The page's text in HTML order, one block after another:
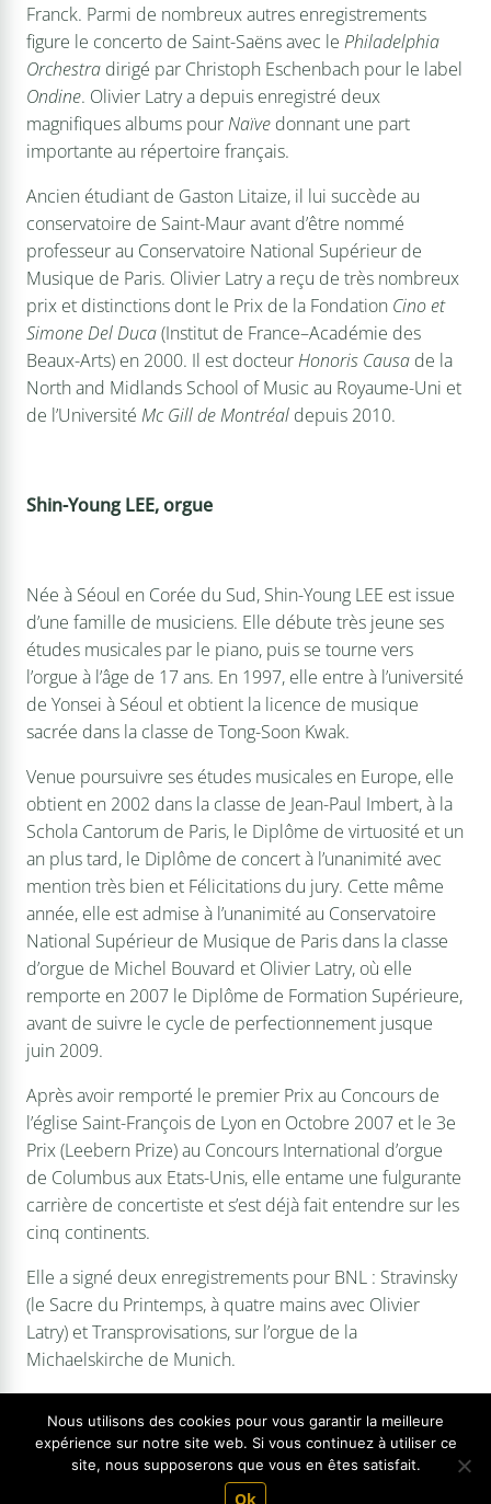
Franck. Parmi de nombreux autres enregistrements
figure le concerto de Saint-Saëns avec le Philadelphia
Orchestra dirigé par Christoph Eschenbach pour le label
Ondine. Olivier Latry a depuis enregistré deux
magnifiques albums pourNaïve donnant une part
importante au répertoire français.
Ancien étudiant de Gaston Litaize, il lui succède au
conservatoire de Saint-Maur avant d’être nommé
professeur au Conservatoire National Supérieur de
Musique de Paris. Olivier Latry a reçu de très nombreux
prix et distinctions dont le Prix de la Fondation Cino et
Simone Del Duca(Institut de France–Académie des
Beaux-Arts) en 2000. Il est docteurHonoris Causa de la
North and Midlands School of Music au Royaume-Uni et
de l’Université Mc Gill de Montréal depuis 2010.
Shin-Young LEE, orgue
Née à Séoul en Corée du Sud, Shin-Young LEE est issue
d’une famille de musiciens. Elle débute très jeune ses
études musicales par le piano, puis se tourne vers
l’orgue à l’âge de 17 ans. En 1997, elle entre à l’université
de Yonsei à Séoul et obtient la licence de musique
sacrée dans la classe de Tong-Soon Kwak.
Venue poursuivre ses études musicales en Europe, elle
obtient en 2002 dans la classe de Jean-Paul Imbert, à la
Schola Cantorum de Paris, le Diplôme de virtuosité et un
an plus tard, le Diplôme de concert à l’unanimité avec
mention très bien et Félicitations du jury. Cette même
année, elle est admise à l’unanimité au Conservatoire
National Supérieur de Musique de Paris dans la classe
d’orgue de Michel Bouvard et Olivier Latry, où elle
remporte en 2007 le Diplôme de Formation Supérieure,
avant de suivre le cycle de perfectionnement jusque
juin 2009.
Après avoir remporté le premier Prix au Concours de
l’église Saint-François de Lyon en Octobre 2007 et le 3e
Prix (Leebern Prize) au Concours International d’orgue
de Columbus aux Etats-Unis, elle entame une fulgurante
carrière de concertiste et s’est déjà fait entendre sur les
cinq continents.
Elle a signé deux enregistrements pour BNL : Stravinsky
(le Sacre du Printemps, à quatre mains avec Olivier
Latry) et Transprovisations, sur l’orgue de la
Michaelskirche de Munich.
(*) Sur présentation d'un justificatif.
Nous utilisons des cookies pour vous garantir la meilleure
expérience sur notre site web. Si vous continuez à utiliser ce
site, nous supposerons que vous en êtes satisfait.
Ok